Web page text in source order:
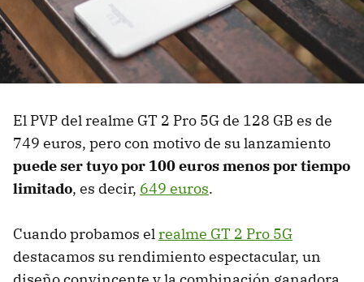
El PVP del realme GT 2 Pro 5G de 128 GB es de
749 euros, pero con motivo de su lanzamiento
puede ser tuyo por 100 euros menos por tiempo
limitado, es decir, 649 euros.
Cuando probamos elrealme GT 2 Pro 5G
destacamos su rendimiento espectacular, un